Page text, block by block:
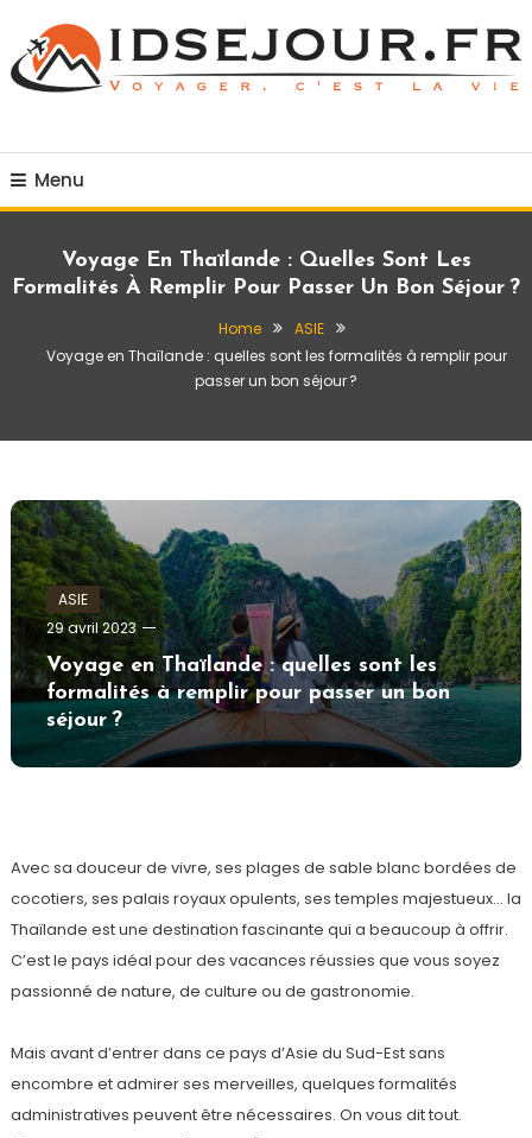
Content
Menu
Voyage En Thaïlande : Quelles Sont Les
Formalités À Remplir Pour Passer Un Bon Séjour ?
Home
ASIE
Voyage en Thaïlande : quelles sont les formalités à remplir pour
passer un bon séjour ?
ASIE
29 avril 2023
admin
Voyage en Thaïlande : quelles sont les
formalités à remplir pour passer un bon
séjour ?
Avec sa douceur de vivre, ses plages de sable blanc bordées de
cocotiers, ses palais royaux opulents, ses temples majestueux… la
Thaïlande est une destination fascinante qui a beaucoup à offrir.
C’est le pays idéal pour des vacances réussies que vous soyez
passionné de nature, de culture ou de gastronomie.
Mais avant d’entrer dans ce pays d’Asie du Sud-Est sans
encombre et admirer ses merveilles, quelques formalités
administratives peuvent être nécessaires. On vous dit tout.